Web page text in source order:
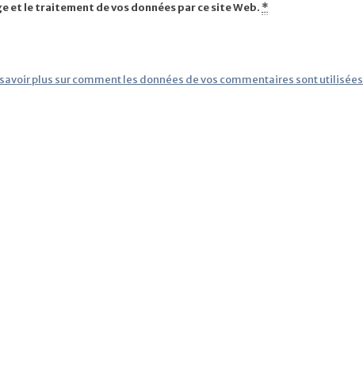
et le traitement de vos données par ce site Web. *
savoir plus sur comment les données de vos commentaires sont utilisées